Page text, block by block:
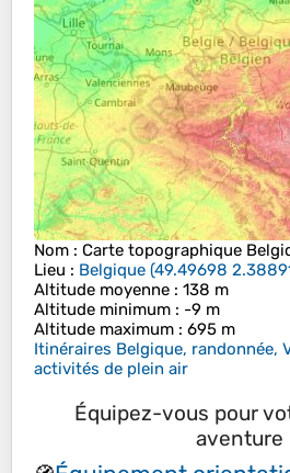
Nom : Carte topographique
Lieu : Belgique (49.49698
Altitude moyenne : 138 m
Altitude minimum : -9 m
Altitude maximum : 695 m
Itinéraires Belgique, randonnée,
activités de plein air
Équipez-vous pour
aventure